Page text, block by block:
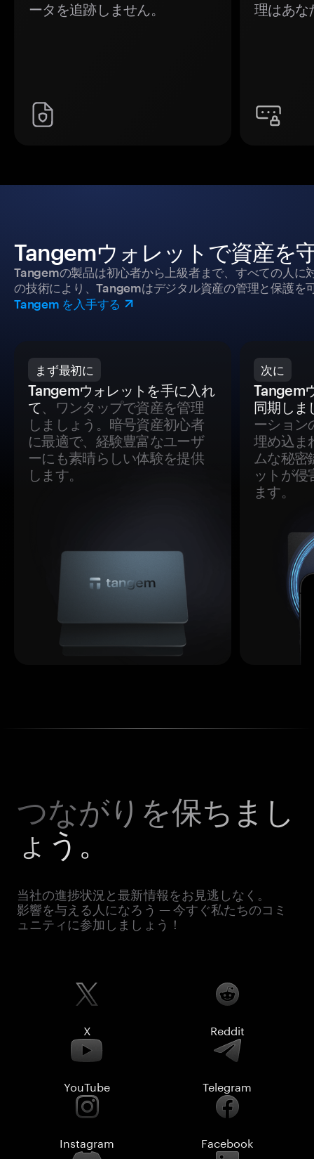
ータを追跡しません。
理はあな
Tangemウォレットで資産を
Tangemの製品は初心者から上級者まで、すべての人に
の技術により、Tangemはデジタル資産の管理と保護を
Tangem を入手する
まず最初に
Tangemウォレットを手に入れ
て、ワンタップで資産を管理
しましょう。暗号資産初心者
に最適で、経験豊富なユーザ
ーにも素晴らしい体験を提供
します。
次に
Tangem
同期しま
ーション
埋め込ま
ムな秘密
ットが侵
ます。
つながりを保ちまし
ょう。
当社の進捗状況と最新情報をお見逃しなく。
影響を与える人になろう — 今すぐ私たちのコミ
ュニティに参加しましょう！
X Reddit
YouTube Telegram
Instagram Facebook